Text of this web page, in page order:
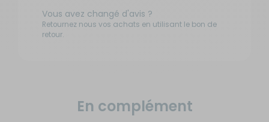
Vous avez changé d'avis ?
Retournez nous vos achats en utilisant le bon de
retour.
En complément